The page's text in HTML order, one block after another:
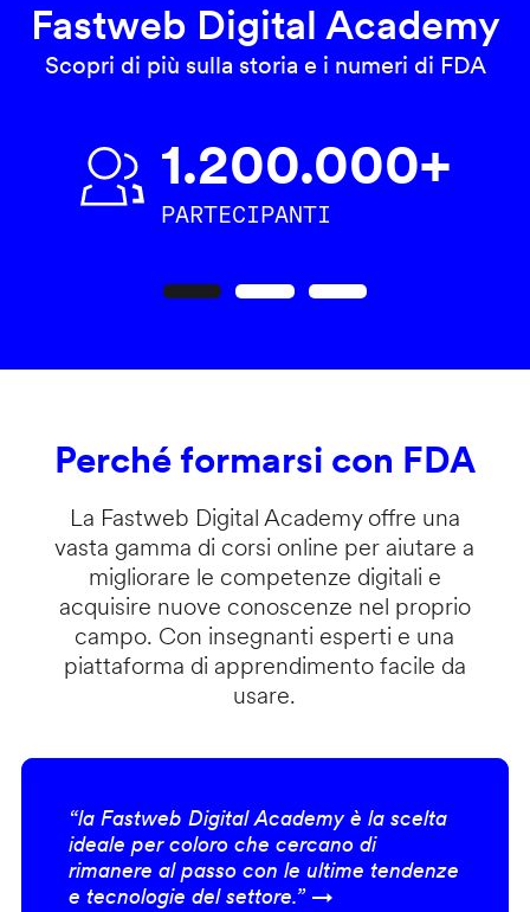
Fastweb Digital Academy
Scopri di più sulla storia e i numeri di FDA
1.200.000+
PARTECIPANTI
Perché formarsi con FDA
La Fastweb Digital Academy offre una
vasta gamma di corsi online per aiutare a
migliorare le competenze digitali e
acquisire nuove conoscenze nel proprio
campo. Con insegnanti esperti e una
piattaforma di apprendimento facile da
usare.
“la Fastweb Digital Academy è la scelta
ideale per coloro che cercano di
rimanere al passo con le ultime tendenze
e tecnologie del settore.” →